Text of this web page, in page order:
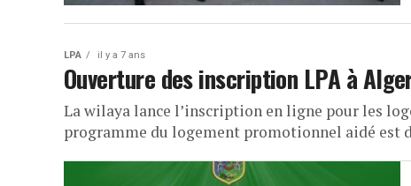
LPA il y a 7 ans
Ouverture des inscription LPA à
La wilaya lance l’inscription en ligne pour les
programme du logement promotionnel aidé est